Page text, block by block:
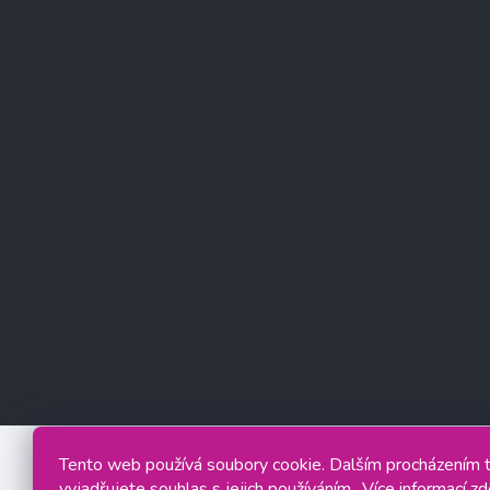
Tento web používá soubory cookie. Dalším